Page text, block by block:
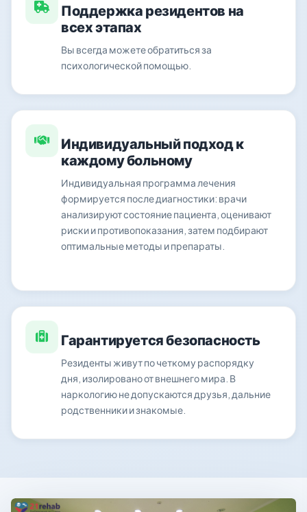
Поддержка резидентов на
всех этапах
Вы всегда можете обратиться за
психологической помощью.
Индивидуальный подход к
каждому больному
Индивидуальная программа лечения
формируется после диагностики: врачи
анализируют состояние пациента, оценивают
риски и противопоказания, затем подбирают
оптимальные методы и препараты.
Гарантируется безопасность
Резиденты живут по четкому распорядку
дня, изолировано от внешнего мира. В
наркологию не допускаются друзья, дальние
родственники и знакомые.